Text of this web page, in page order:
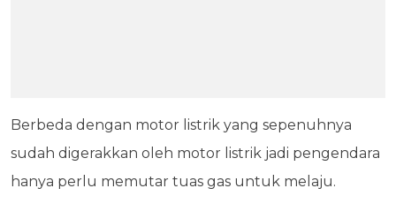
Berbeda dengan motor listrik yang sepenuhnya
sudah digerakkan oleh motor listrik jadi pengendara
hanya perlu memutar tuas gas untuk melaju.